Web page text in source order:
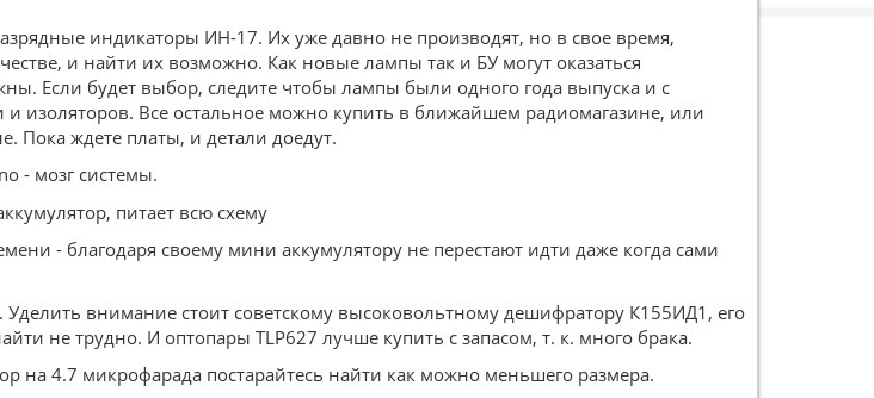
индикаторы ИН-17. Их уже давно не производят, но в свое время,
и найти их возможно. Как новые лампы так и БУ могут оказаться
Если будет выбор, следите чтобы лампы были одного года выпуска и с
изоляторов. Все остальное можно купить в ближайшем радиомагазине, или
Пока ждете платы, и детали доедут.
- мозг системы.
питает всю схему
- благодаря своему мини аккумулятору не перестают идти даже когда сами
Уделить внимание стоит советскому высоковольтному дешифратору К155ИД1, его
не трудно. И оптопары TLP627 лучше купить с запасом, т. к. много брака.
на 4.7 микрофарада постарайтесь найти как можно меньшего размера.